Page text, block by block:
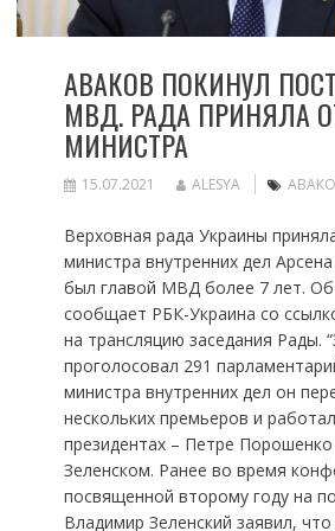
АВАКОВ ПОКИНУЛ
МВД. РАДА ПРИНЯЛА
МИНИСТРА
15.07.2021 ALESYA
Верховная рада Украины
министра внутренних дел
был главой МВД более 7 лет.
сообщает РБК-Украина со
на трансляцию заседания Рады.
проголосовал 291
министра внутренних дел он
нескольких премьеров и
президентах – Петре
Зеленском. Ранее во время
посвященной второму году на
Владимир Зеленский заявил, что